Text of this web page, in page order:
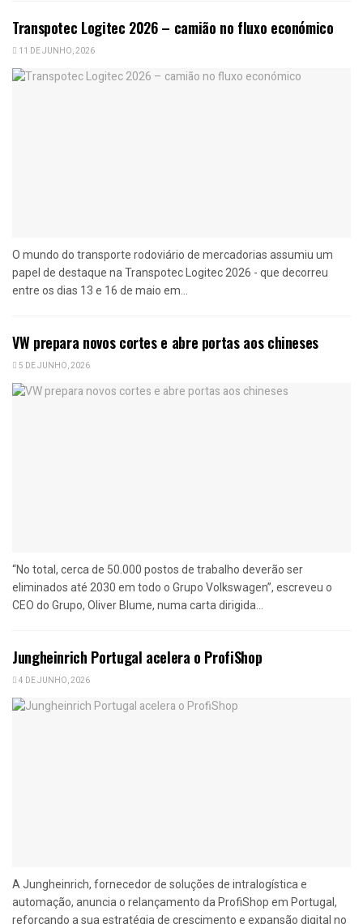
Transpotec Logitec 2026 – camião no fluxo económico
11 DE JUNHO, 2026
O mundo do transporte rodoviário de mercadorias assumiu um
papel de destaque na Transpotec Logitec 2026 - que decorreu
entre os dias 13 e 16 de maio em...
VW prepara novos cortes e abre portas aos chineses
5 DE JUNHO, 2026
“No total, cerca de 50.000 postos de trabalho deverão ser
eliminados até 2030 em todo o Grupo Volkswagen”, escreveu o
CEO do Grupo, Oliver Blume, numa carta dirigida...
Jungheinrich Portugal acelera o ProfiShop
4 DE JUNHO, 2026
A Jungheinrich, fornecedor de soluções de intralogística e
automação, anuncia o relançamento da ProfiShop em Portugal,
reforçando a sua estratégia de crescimento e expansão digital no